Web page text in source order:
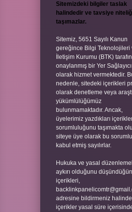
Sitemizdeki bilgiler taslak
halindedir ve tavsiye
taşımazlar.
Sitemiz, 5651 Sayılı Kanun
gereğince Bilgi Teknolojileri
İletişim Kurumu (BTK)
onaylanmış bir Yer Sağlayıcı
olarak hizmet vermektedir.
nedenle, sitedeki içerikleri
olarak denetleme veya
yükümlülüğümüz
bulunmamaktadır. Ancak,
üyelerimiz yazdıkları
sorumluluğunu taşımakta
siteye üye olarak bu
kabul etmiş sayılırlar.
Hukuka ve yasal
aykırı olduğunu
içerikleri,
adresine bildirmeniz
içerikler yasal süre